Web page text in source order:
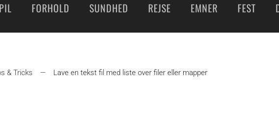
FORHOLD SUNDHED REJSE EMNER FEST
& Tricks Lave en tekst fil med liste over filer eller mapper